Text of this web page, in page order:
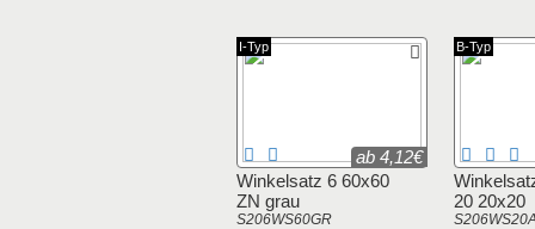
Winkelsatz 6 60x60
ZN grau
S206WS60GR
ab 4,12€
I-Typ
20 20x20
B-Typ